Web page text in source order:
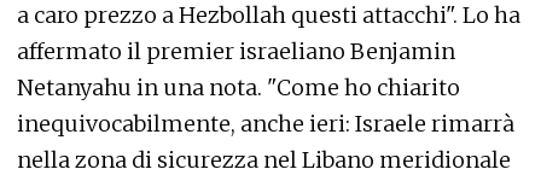
a caro prezzo a Hezbollah questi attacchi". Lo ha
affermato il premier israeliano Benjamin
Netanyahu in una nota. "Come ho chiarito
inequivocabilmente, anche ieri: Israele rimarrà
nella zona di sicurezza nel Libano meridionale